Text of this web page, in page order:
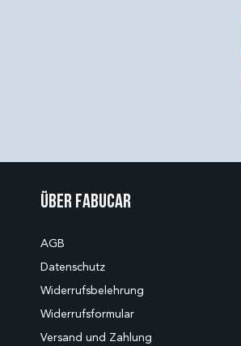
Über Fabucar
AGB
Datenschutz
Widerrufsbelehrung
Widerrufsformular
Versand und Zahlung